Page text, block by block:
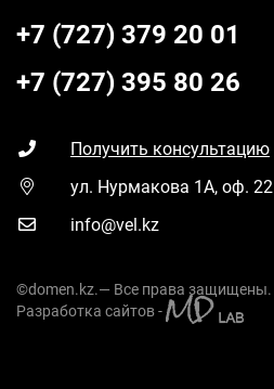
+7 (727) 379 20 01
+7 (727) 395 80 26
Получить консультацию
ул. Нурмакова 1А, оф. 22
info@vel.kz
©domen.kz.— Все права защищены.
Разработка сайтов -